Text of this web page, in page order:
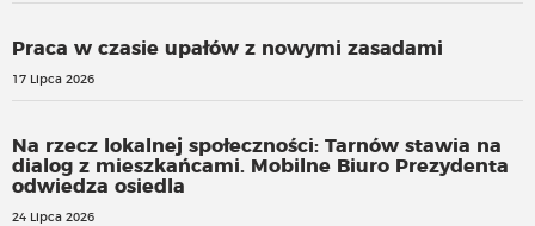
Praca w czasie upałów z nowymi zasadami
17 Lipca 2026
Na rzecz lokalnej społeczności: Tarnów stawia na
dialog z mieszkańcami. Mobilne Biuro Prezydenta
odwiedza osiedla
24 Lipca 2026